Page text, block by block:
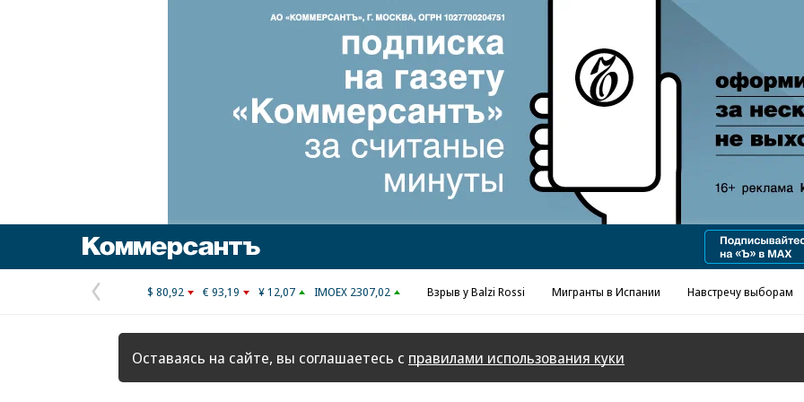
Реклама в «Ъ» www.kommersant.ru/ad
Предыдущая
страница
$ 80,92 € 93,19 ¥ 12,07 IMOEX 2307,02 Взрыв у Balzi Rossi Мигранты в Испании Навстречу выборам
Оставаясь на сайте, вы соглашаетесь с правилами использования куки